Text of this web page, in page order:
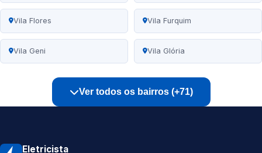
Vila Flores Vila Furquim
Vila Geni Vila Glória
Ver todos os bairros (+71)
Eletricista